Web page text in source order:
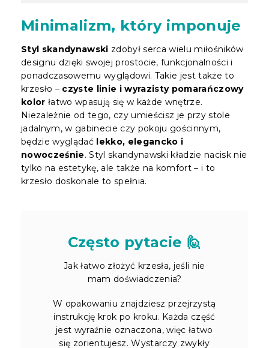
Minimalizm, który imponuje
Styl skandynawski zdobył serca wielu miłośników
designu dzięki swojej prostocie, funkcjonalności i
ponadczasowemu wyglądowi. Takie jest także to
krzesło – czyste linie i wyrazisty pomarańczowy
kolor łatwo wpasują się w każde wnętrze.
Niezależnie od tego, czy umieścisz je przy stole
jadalnym, w gabinecie czy pokoju gościnnym,
będzie wyglądać lekko, elegancko i
nowocześnie. Styl skandynawski kładzie nacisk nie
tylko na estetykę, ale także na komfort – i to
krzesło doskonale to spełnia.
Często pytacie 🙋
Jak łatwo złożyć krzesła, jeśli nie
mam doświadczenia?
W opakowaniu znajdziesz przejrzystą
instrukcję krok po kroku. Każda część
jest wyraźnie oznaczona, więc łatwo
się zorientujesz. Wystarczy zwykły